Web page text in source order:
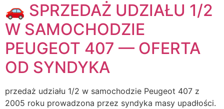
🚗 SPRZEDAŻ UDZIAŁU 1/2
W SAMOCHODZIE
PEUGEOT 407 — OFERTA
OD SYNDYKA
przedaż udziału 1/2 w samochodzie Peugeot 407 z
2005 roku prowadzona przez syndyka masy upadłości.